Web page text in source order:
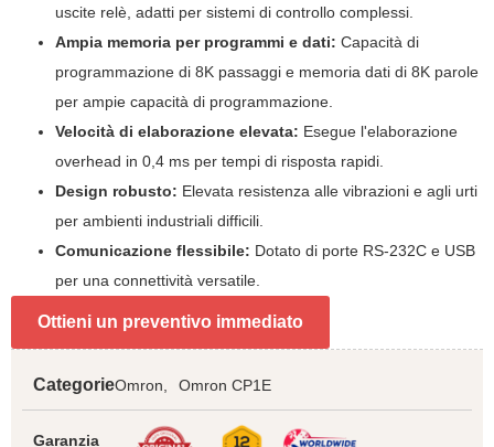
uscite relè, adatti per sistemi di controllo complessi.
Ampia memoria per programmi e dati: Capacità di
programmazione di 8K passaggi e memoria dati di 8K parole
per ampie capacità di programmazione.
Velocità di elaborazione elevata: Esegue l'elaborazione
overhead in 0,4 ms per tempi di risposta rapidi.
Design robusto: Elevata resistenza alle vibrazioni e agli urti
per ambienti industriali difficili.
Comunicazione flessibile: Dotato di porte RS-232C e USB
per una connettività versatile.
Ottieni un preventivo immediato
CategorieOmron, Omron CP1E
Garanzia